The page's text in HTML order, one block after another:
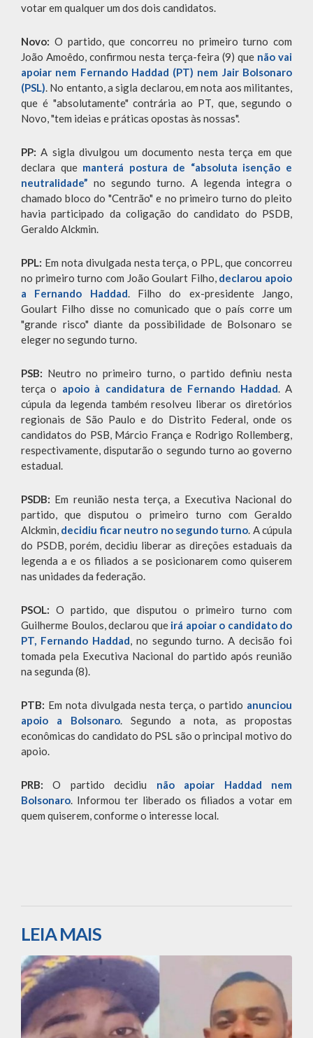
votar em qualquer um dos dois candidatos.
Novo: O partido, que concorreu no primeiro turno com
João Amoêdo, confirmou nesta terça-feira (9) quenão vai
apoiar nem Fernando Haddad (PT) nem Jair Bolsonaro
(PSL). No entanto, a sigla declarou, em nota aos militantes,
que é "absolutamente" contrária ao PT, que, segundo o
Novo, "tem ideias e práticas opostas às nossas".
PP:A sigla divulgou um documento nesta terça em que
declara que manterá postura de “absoluta isenção e
neutralidade” no segundo turno. A legenda integra o
chamado bloco do "Centrão" e no primeiro turno do pleito
havia participado da coligação do candidato do PSDB,
Geraldo Alckmin.
PPL: Em nota divulgada nesta terça, o PPL, que concorreu
no primeiro turno com João Goulart Filho, declarou apoio
a Fernando Haddad. Filho do ex-presidente Jango,
Goulart Filho disse no comunicado que o país corre um
"grande risco" diante da possibilidade de Bolsonaro se
eleger no segundo turno.
PSB: Neutro no primeiro turno, o partido definiu nesta
terça o apoio à candidatura de Fernando Haddad. A
cúpula da legenda também resolveu liberar os diretórios
regionais de São Paulo e do Distrito Federal, onde os
candidatos do PSB, Márcio França e Rodrigo Rollemberg,
respectivamente, disputarão o segundo turno ao governo
estadual.
PSDB: Em reunião nesta terça, a Executiva Nacional do
partido, que disputou o primeiro turno com Geraldo
Alckmin, decidiu ficar neutro no segundo turno. A cúpula
do PSDB, porém, decidiu liberar as direções estaduais da
legenda a e os filiados a se posicionarem como quiserem
nas unidades da federação.
PSOL: O partido, que disputou o primeiro turno com
Guilherme Boulos, declarou que irá apoiar o candidato do
PT, Fernando Haddad, no segundo turno. A decisão foi
tomada pela Executiva Nacional do partido após reunião
na segunda (8).
PTB: Em nota divulgada nesta terça, o partido anunciou
apoio a Bolsonaro. Segundo a nota, as propostas
econômicas do candidato do PSL são o principal motivo do
apoio.
PRB:O partido decidiu não apoiar Haddad nem
Bolsonaro. Informou ter liberado os filiados a votar em
quem quiserem, conforme o interesse local.
LEIA MAIS